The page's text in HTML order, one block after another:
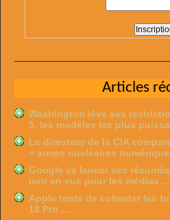
Articles
Washington lève ses
5, les modèles les plus
Le directeur de la CIA
« armes nucléaires
Google va lancer ses
noir en vue pour les médias …
Apple tente de colmater les
18 Pro …